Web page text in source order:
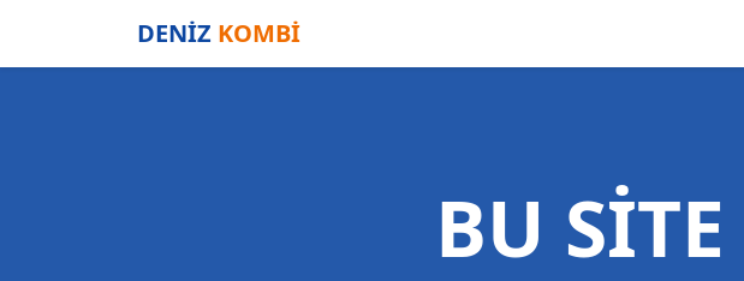
DENİZ KOMBİ
BU SİTE